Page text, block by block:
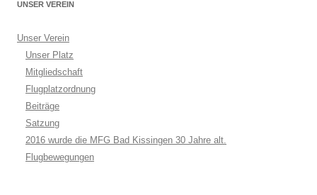
UNSER VEREIN
Unser Verein
Unser Platz
Mitgliedschaft
Flugplatzordnung
Beiträge
Satzung
2016 wurde die MFG Bad Kissingen 30 Jahre alt.
Flugbewegungen